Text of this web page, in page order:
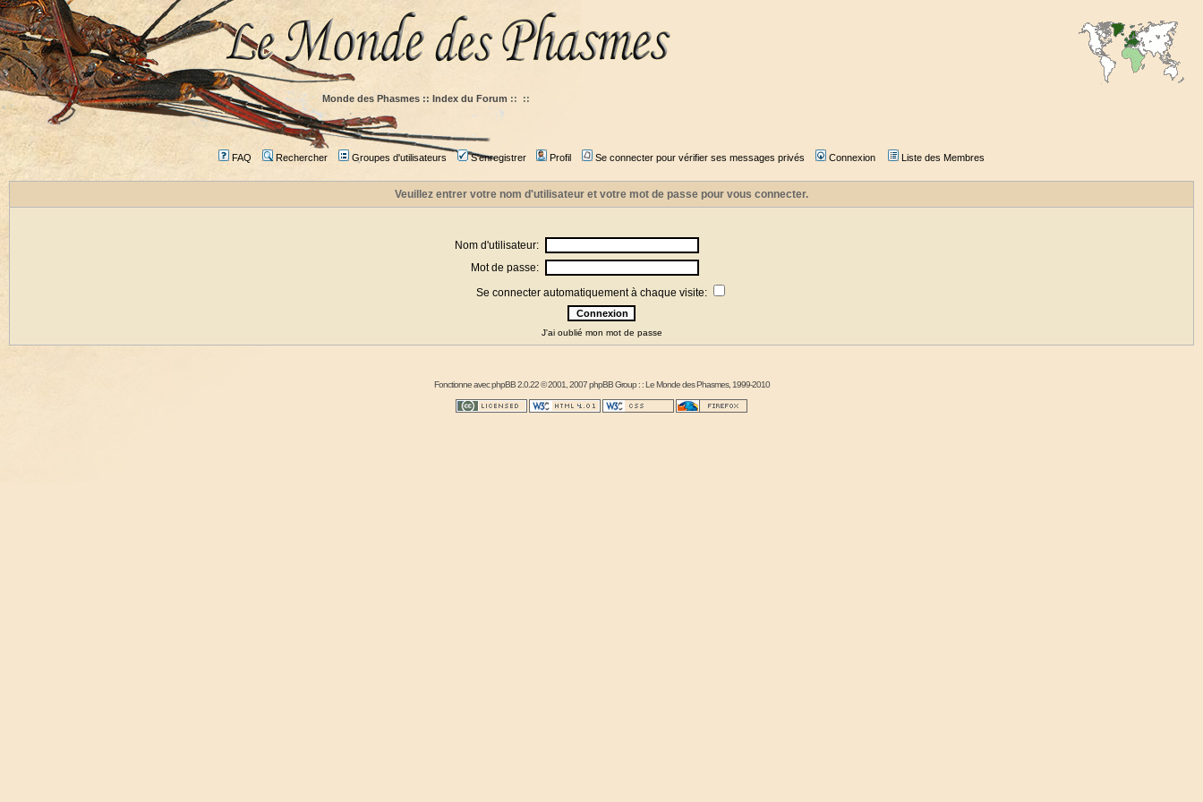
Monde des Phasmes :: Index du Forum :: ::
FAQ Rechercher Groupes d'utilisateurs S'enregistrer Profil Se connecter pour vérifier ses messages privés Connexion Liste des Membres
Veuillez entrer votre nom d'utilisateur et votre mot de passe pour vous connecter.
Nom d'utilisateur:
Mot de passe:
Se connecter automatiquement à chaque visite:
J'ai oublié mon mot de passe
Fonctionne avecphpBB2.0.22 © 2001, 2007 phpBB Group : :Le Monde des Phasmes, 1999-2010